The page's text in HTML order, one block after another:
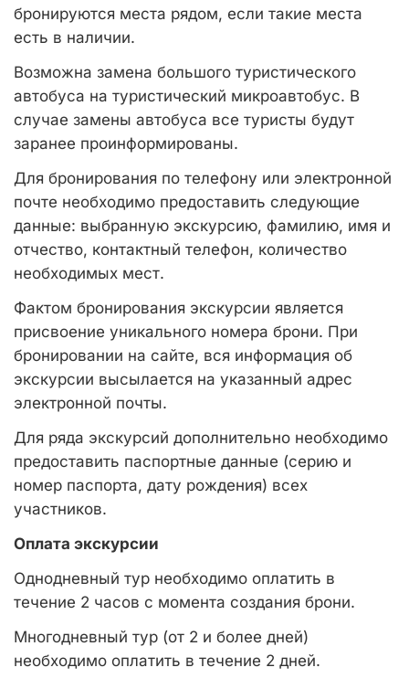
бронируются места рядом, если такие места
есть в наличии.
Возможна замена большого туристического
автобуса на туристический микроавтобус. В
случае замены автобуса все туристы будут
заранее проинформированы.
Для бронирования по телефону или электронной
почте необходимо предоставить следующие
данные: выбранную экскурсию, фамилию, имя и
отчество, контактный телефон, количество
необходимых мест.
Фактом бронирования экскурсии является
присвоение уникального номера брони. При
бронировании на сайте, вся информация об
экскурсии высылается на указанный адрес
электронной почты.
Для ряда экскурсий дополнительно необходимо
предоставить паспортные данные (серию и
номер паспорта, дату рождения) всех
участников.
Оплата экскурсии
Однодневный тур необходимо оплатить в
течение 2 часов с момента создания брони.
Многодневный тур (от 2 и более дней)
необходимо оплатить в течение 2 дней.